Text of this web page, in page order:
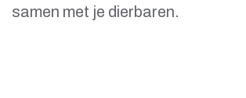
samen met je dierbaren.